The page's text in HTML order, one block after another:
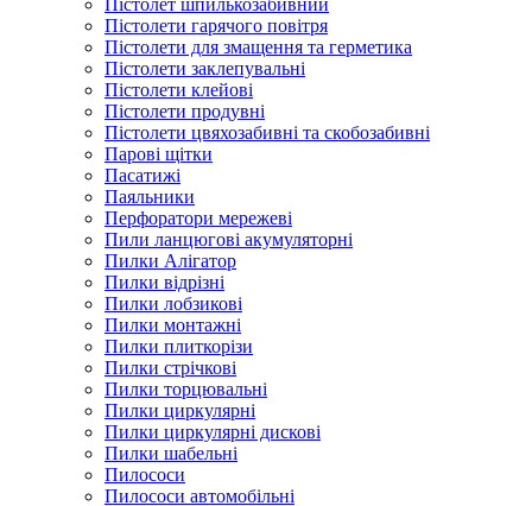
Пістолет шпилькозабивний
Пістолети гарячого повітря
Пістолети для змащення та герметика
Пістолети заклепувальні
Пістолети клейові
Пістолети продувні
Пістолети цвяхозабивні та скобозабивні
Парові щітки
Пасатижі
Паяльники
Перфоратори мережеві
Пили ланцюгові акумуляторні
Пилки Алігатор
Пилки відрізні
Пилки лобзикові
Пилки монтажні
Пилки плиткорізи
Пилки стрічкові
Пилки торцювальні
Пилки циркулярні
Пилки циркулярні дискові
Пилки шабельні
Пилососи
Пилососи автомобільні